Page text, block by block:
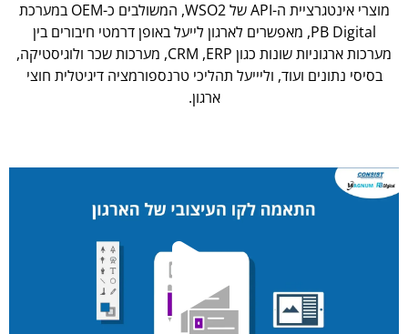
מוצרי אינטגרציית ה-API של WSO2, המשולבים כ-OEM במערכת
PB Digital, מאפשרים לארגון לייעל באופן דרמטי חיבורים בין
מערכות ארגוניות שונות כגון CRM ,ERP, מערכות שכר ולוגיסטיקה,
בסיסי נתונים ועוד, וליייעל תהליכי טרנספורמציה דיגיטלית חוצי
ארגון.